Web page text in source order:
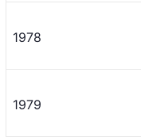
1978
1979